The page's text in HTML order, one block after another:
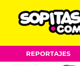
Skip
to
REPORTAJES